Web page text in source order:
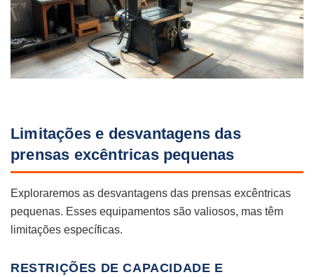
Limitações e desvantagens das
prensas excêntricas pequenas
Exploraremos as desvantagens das prensas excêntricas
pequenas. Esses equipamentos são valiosos, mas têm
limitações específicas.
RESTRIÇÕES DE CAPACIDADE E